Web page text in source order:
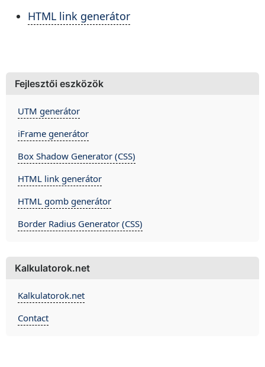
HTML link generátor
Fejlesztői eszközök
UTM generátor
iFrame generátor
Box Shadow Generator (CSS)
HTML link generátor
HTML gomb generátor
Border Radius Generator (CSS)
Kalkulatorok.net
Kalkulatorok.net
Contact